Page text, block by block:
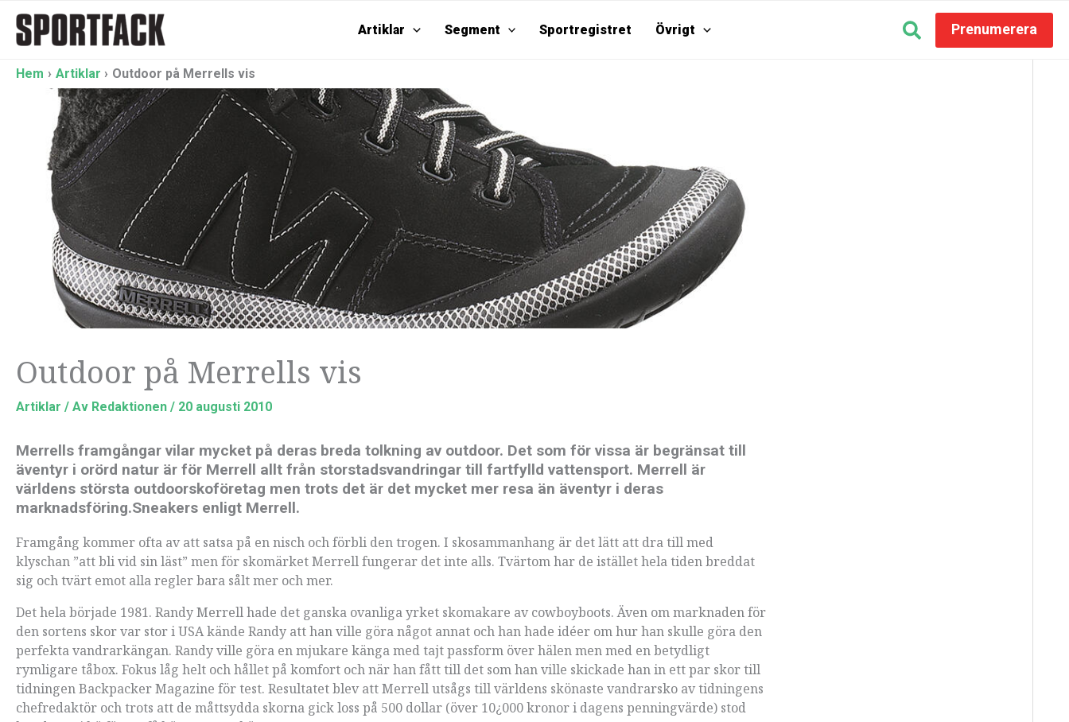
innehåll
Artiklar Segment Sportregistret Övrigt Prenumerera
Hem Artiklar Outdoor på Merrells vis
Outdoor på Merrells vis
Artiklar / Av Redaktionen / 20 augusti 2010
Merrells framgångar vilar mycket på deras breda tolkning av outdoor. Det som för vissa är begränsat till
äventyr i orörd natur är för Merrell allt från storstadsvandringar till fartfylld vattensport. Merrell är
världens största outdoorskoföretag men trots det är det mycket mer resa än äventyr i deras
marknadsföring.Sneakers enligt Merrell.
Framgång kommer ofta av att satsa på en nisch och förbli den trogen. I skosammanhang är det lätt att dra till med
klyschan ”att bli vid sin läst” men för skomärket Merrell fungerar det inte alls. Tvärtom har de istället hela tiden breddat
sig och tvärt emot alla regler bara sålt mer och mer.
Det hela började 1981. Randy Merrell hade det ganska ovanliga yrket skomakare av cowboyboots. Även om marknaden för
den sortens skor var stor i USA kände Randy att han ville göra något annat och han hade idéer om hur han skulle göra den
perfekta vandrarkängan. Randy ville göra en mjukare känga med tajt passform över hälen men med en betydligt
rymligare tåbox. Fokus låg helt och hållet på komfort och när han fått till det som han ville skickade han in ett par skor till
tidningen Backpacker Magazine för test. Resultatet blev att Merrell utsågs till världens skönaste vandrarsko av tidningens
chefredaktör och trots att de måttsydda skorna gick loss på 500 dollar (över 10¿000 kronor i dagens penningvärde) stod